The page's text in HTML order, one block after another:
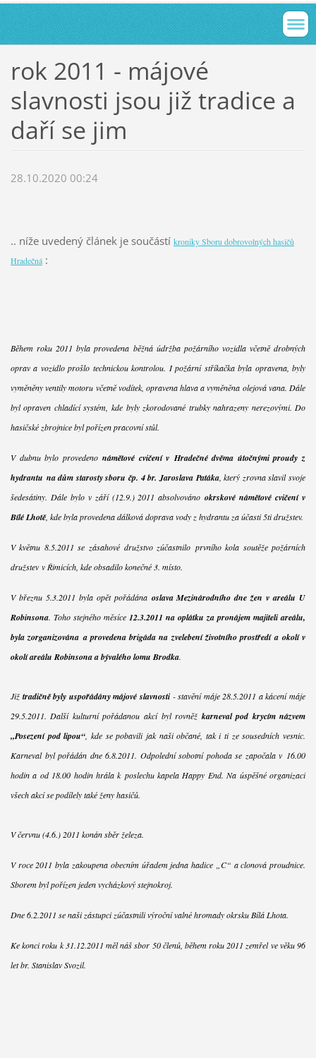
rok 2011 - májové
slavnosti jsou již tradice a
daří se jim
28.10.2020 00:24
.. níže uvedený článek je součástí kroniky Sboru dobrovolných hasičů
Hradečná:
Během roku 2011 byla provedena běžná údržba požárního vozidla včetně drobných
oprav a vozidlo prošlo technickou kontrolou. I požární stříkačka byla opravena, byly
vyměněny ventily motoru včetně vodítek, opravena hlava a vyměněna olejová vana. Dále
byl opraven chladící systém, kde byly zkorodované trubky nahrazeny nerezovými. Do
hasičské zbrojnice byl pořízen pracovní stůl.
V dubnu bylo provedenonámětové cvičení v Hradečné dvěma útočnými proudy z
hydrantu na dům starosty sboru čp. 4 br. Jaroslava Patáka, který zrovna slavil svoje
šedesátiny. Dále bylo v září (12.9.) 2011 absolvovánookrskové námětové cvičení v
Bílé Lhotě, kde byla provedena dálková doprava vody z hydrantu za účasti 5ti družstev.
V květnu 8.5.2011 se zásahové družstvo zúčastnilo prvního kola soutěže požárních
družstev v Řimicích, kde obsadilo konečné 3. místo.
V březnu 5.3.2011 byla opět pořádána oslava Mezinárodního dne žen v areálu U
Robinsona. Toho stejného měsíce 12.3.2011 na oplátku za pronájem majiteli areálu,
byla zorganizována a provedena brigáda na zvelebení životního prostředí a okolí v
okolí areálu Robinsona a bývalého lomu Brodka.
Již tradičně byly uspořádány májové slavnosti - stavění máje 28.5.2011 a kácení máje
29.5.2011. Další kulturní pořádanou akcí byl rovněž karneval pod krycím názvem
„Posezení pod lipou“ , kde se pobavili jak naši občané, tak i ti ze sousedních vesnic.
Karneval byl pořádán dne 6.8.2011. Odpolední sobotní pohoda se započala v 16.00
hodin a od 18.00 hodin hrála k poslechu kapela Happy End. Na úspěšné organizaci
všech akcí se podílely také ženy hasičů.
V červnu (4.6.) 2011 konán sběr železa.
V roce 2011 byla zakoupena obecním úřadem jedna hadice „C“ a clonová proudnice.
Sborem byl pořízen jeden vycházkový stejnokroj.
Dne 6.2.2011 se naši zástupci zúčastnili výroční valné hromady okrsku Bílá Lhota.
Ke konci roku k 31.12.2011 měl náš sbor 50 členů, během roku 2011 zemřel ve věku 96
let br. Stanislav Svozil.